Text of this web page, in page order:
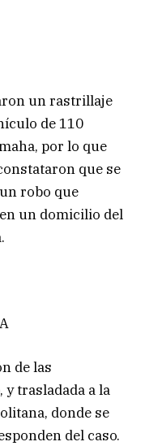
un rastrillaje
de 110
por lo que
que se
robo que
un domicilio del
de las
trasladada a la
donde se
del caso.